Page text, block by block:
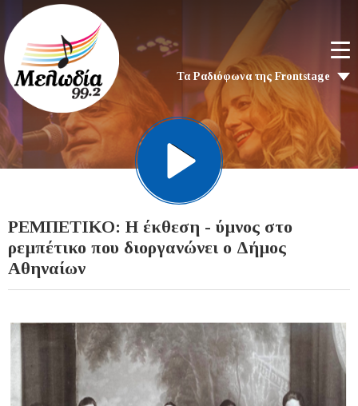
Τα Ραδιόφωνα της Frontstage
ΡΕΜΠΕΤΙΚΟ: Η έκθεση - ύμνος στο
ρεμπέτικο που διοργανώνει ο Δήμος
Αθηναίων